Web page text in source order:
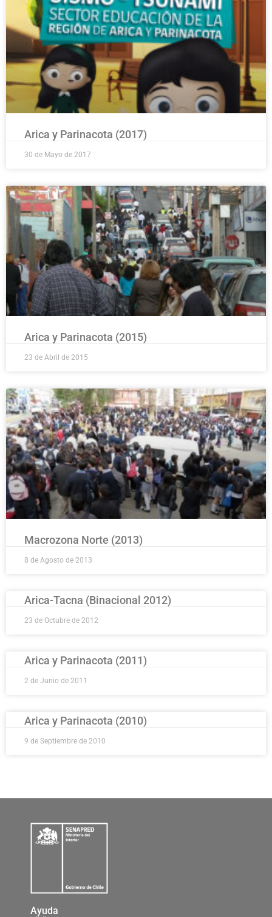
Arica y Parinacota (2017)
30 de Mayo de 2017
Arica y Parinacota (2015)
23 de Abril de 2015
Macrozona Norte (2013)
8 de Agosto de 2013
Arica-Tacna (Binacional 2012)
23 de Octubre de 2012
Arica y Parinacota (2011)
2 de Junio de 2011
Arica y Parinacota (2010)
9 de Septiembre de 2010
Ayuda